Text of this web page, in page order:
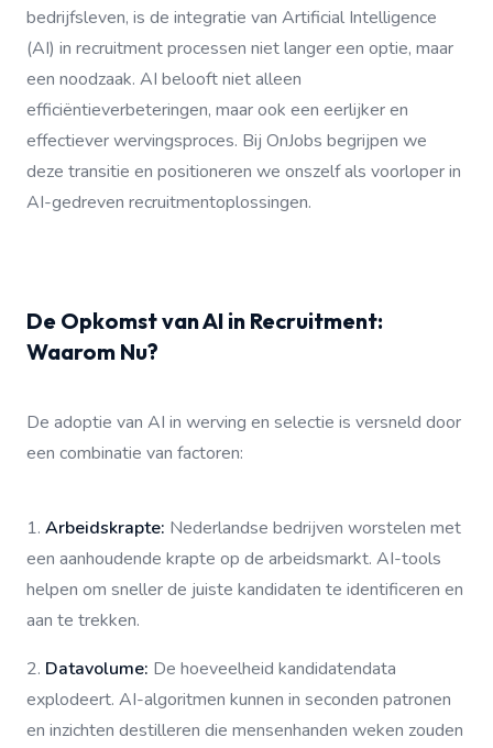
bedrijfsleven, is de integratie van Artificial Intelligence
(AI) in recruitment processen niet langer een optie, maar
een noodzaak. AI belooft niet alleen
efficiëntieverbeteringen, maar ook een eerlijker en
effectiever wervingsproces. Bij OnJobs begrijpen we
deze transitie en positioneren we onszelf als voorloper in
AI-gedreven recruitmentoplossingen.
De Opkomst van AI in Recruitment:
Waarom Nu?
De adoptie van AI in werving en selectie is versneld door
een combinatie van factoren:
1. Arbeidskrapte: Nederlandse bedrijven worstelen met
een aanhoudende krapte op de arbeidsmarkt. AI-tools
helpen om sneller de juiste kandidaten te identificeren en
aan te trekken.
2. Datavolume: De hoeveelheid kandidatendata
explodeert. AI-algoritmen kunnen in seconden patronen
en inzichten destilleren die mensenhanden weken zouden